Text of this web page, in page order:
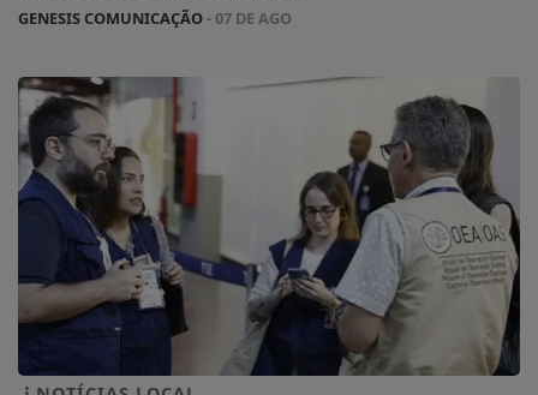
GENESIS COMUNICAÇÃO- 07 DE AGO